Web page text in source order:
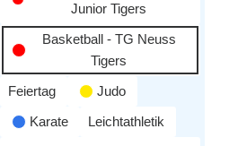
Junior Tigers
Basketball - TG Neuss
Tigers
Feiertag
Judo
Karate
Leichtathletik